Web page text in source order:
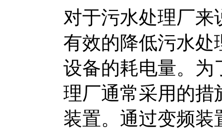
对于污水处理厂
有效的降低污水处
设备的耗电量。为
理厂通常采用的措
装置。通过变频装